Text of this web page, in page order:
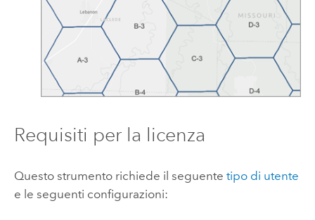
Requisiti per la licenza
Questo strumento richiede il seguente tipo di utente
e le seguenti configurazioni: